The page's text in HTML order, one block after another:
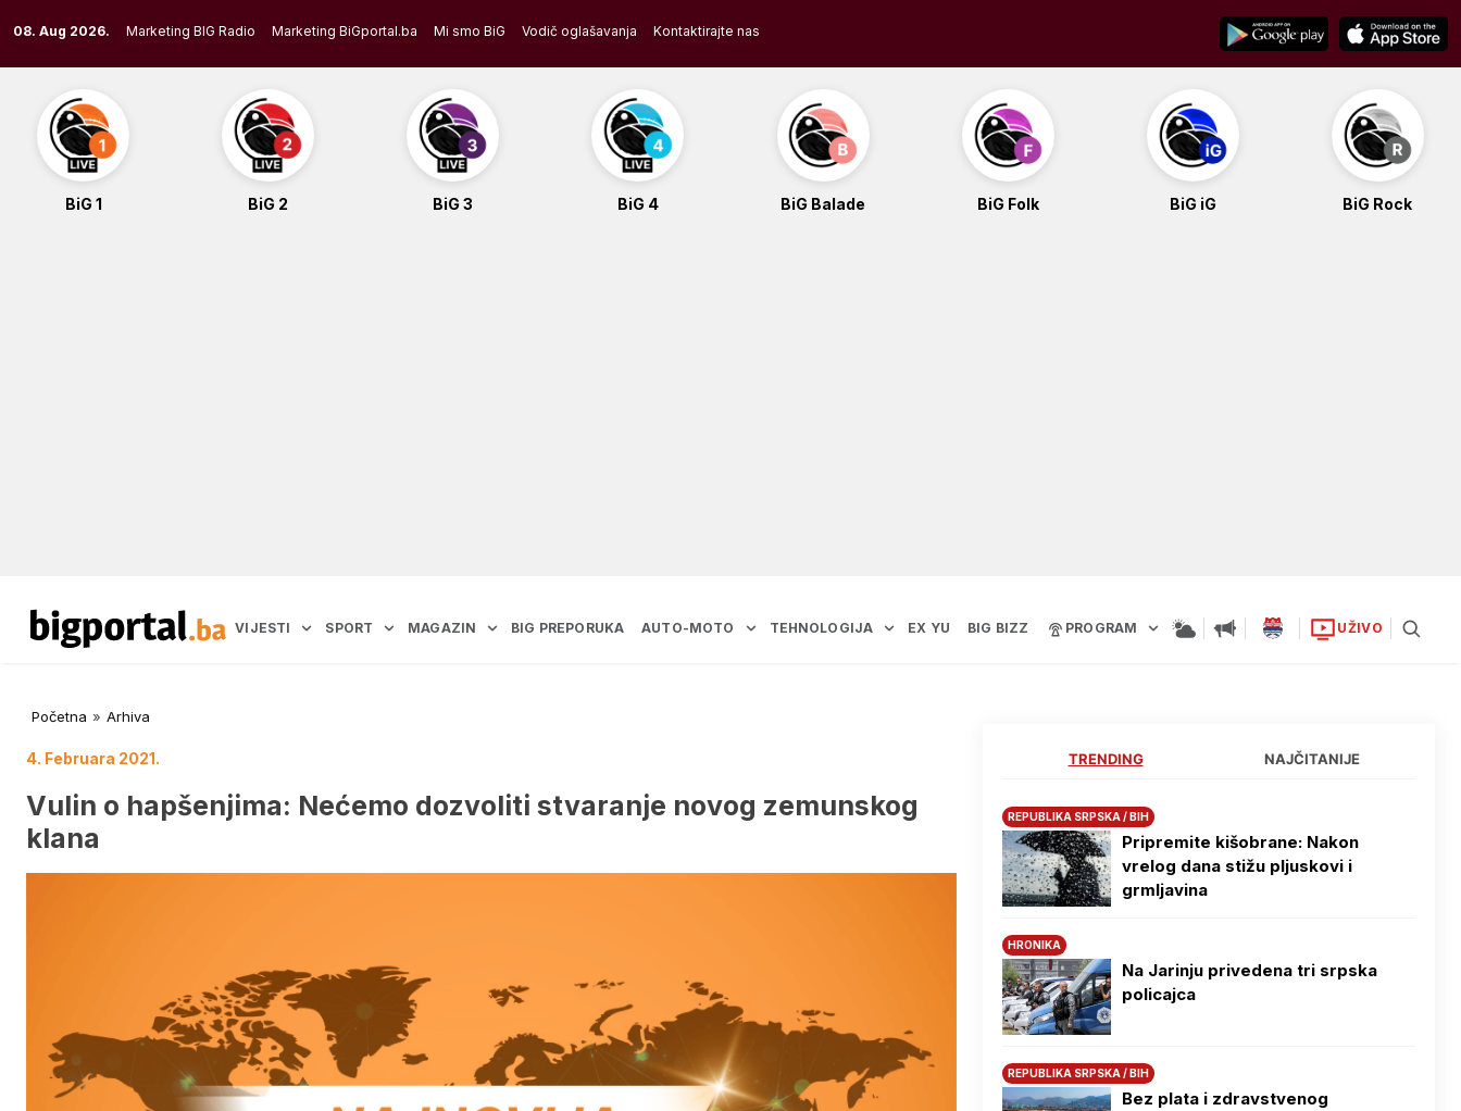
to
content
08. Aug 2026. Marketing BIG Radio Marketing BiGportal.ba Mi smo BiG Vodič oglašavanja Kontaktirajte nas
BiG 1 BiG 2 BiG 3 BiG 4 BiG Balade BiG Folk BiG iG BiG Rock
VIJESTI SPORT MAGAZIN BIG PREPORUKA AUTO-MOTO TEHNOLOGIJA EX YU BIG BIZZ PROGRAM UŽIVO
Početna » Arhiva
4. Februara 2021.
Vulin o hapšenjima: Nećemo dozvoliti stvaranje novog zemunskog
klana
TRENDING NAJČITANIJE
REPUBLIKA SRPSKA / BIH
Pripremite kišobrane: Nakon
vrelog dana stižu pljuskovi i
grmljavina
HRONIKA
Na Јarinju privedena tri srpska
policajca
REPUBLIKA SRPSKA / BIH
Bez plata i zdravstvenog